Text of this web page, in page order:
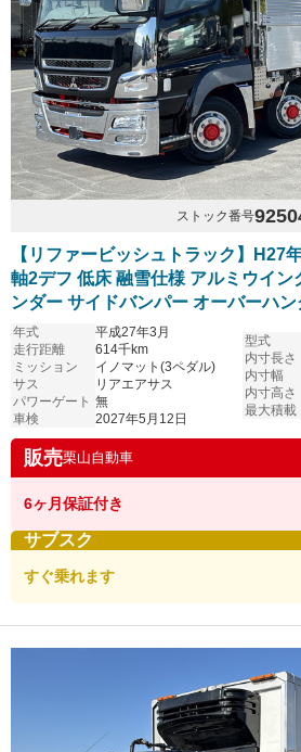
ストック番号
【リファービッシュトラック】H27
軸2デフ 低床 融雪仕様 アルミウイン
ンダー サイドバンパー オーバーハ
リアエアサス 車検付 観音扉ウロコス
年式
平成27年3月
走行距離
614千km
ミッション
イノマット(3ペダル)
サス
リアエアサス
パワーゲート 無
車検
2027年5月12日
型式
内寸長さ
内寸幅
内寸高さ
最大積載
販売栗山自動車
6ヶ月保証付き
サブスク
すぐ乗れます